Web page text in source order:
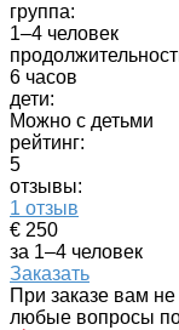
группа:
1–4 человек
6 часов
дети:
Можно с детьми
рейтинг:
5
отзывы:
1 отзыв
€ 250
за 1–4 человек
Заказать
При заказе вам
любые вопросы по